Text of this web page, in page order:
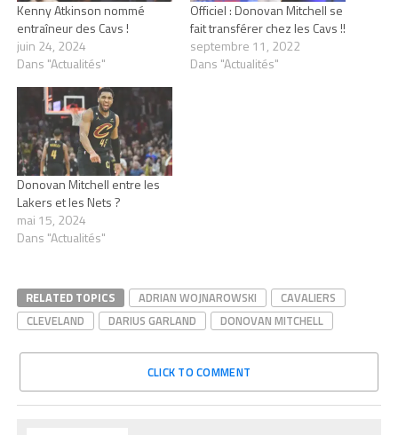
Kenny Atkinson nommé
entraîneur des Cavs !
juin 24, 2024
Dans "Actualités"
Officiel : Donovan Mitchell se
fait transférer chez les Cavs !!
septembre 11, 2022
Dans "Actualités"
Donovan Mitchell entre les
Lakers et les Nets ?
mai 15, 2024
Dans "Actualités"
RELATED TOPICS ADRIAN WOJNAROWSKI
CAVALIERS
CLEVELAND
DARIUS GARLAND DONOVAN MITCHELL
CLICK TO COMMENT